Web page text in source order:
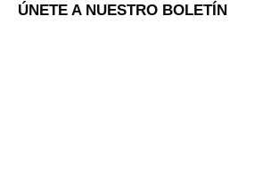
ÚNETE A NUESTRO BOLETÍN